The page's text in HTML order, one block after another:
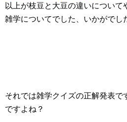
以上が枝豆と大豆の違いについて
雑学についてでした、いかがでし
それでは雑学クイズの正解発表で
ですよね？